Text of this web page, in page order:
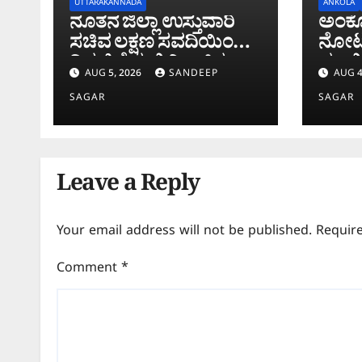
UTTARAKANNADA
ನೂತನ ಜಿಲ್ಲಾ ಉಸ್ತುವಾರಿ
ಸಚಿವ ಲಕ್ಷಣ ಸವದಿಯಿಂದ 2
ದಿನ ಜಿಲ್ಲೆಯಲ್ಲಿ ಮಿಂಚಿನ
ಸಂಚಾರ
AUG 5, 2026
SANDEEP
SAGAR
ANKOLA
AUG
SAGAR
Leave a Reply
Your email address will not be published.
Comment *